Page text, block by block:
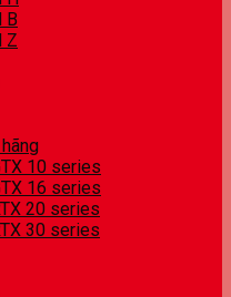
B
Z
10 series
16 series
20 series
30 series